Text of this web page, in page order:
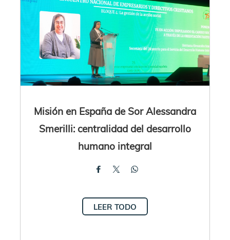
Misión en España de Sor Alessandra
Smerilli: centralidad del desarrollo
humano integral
LEER TODO